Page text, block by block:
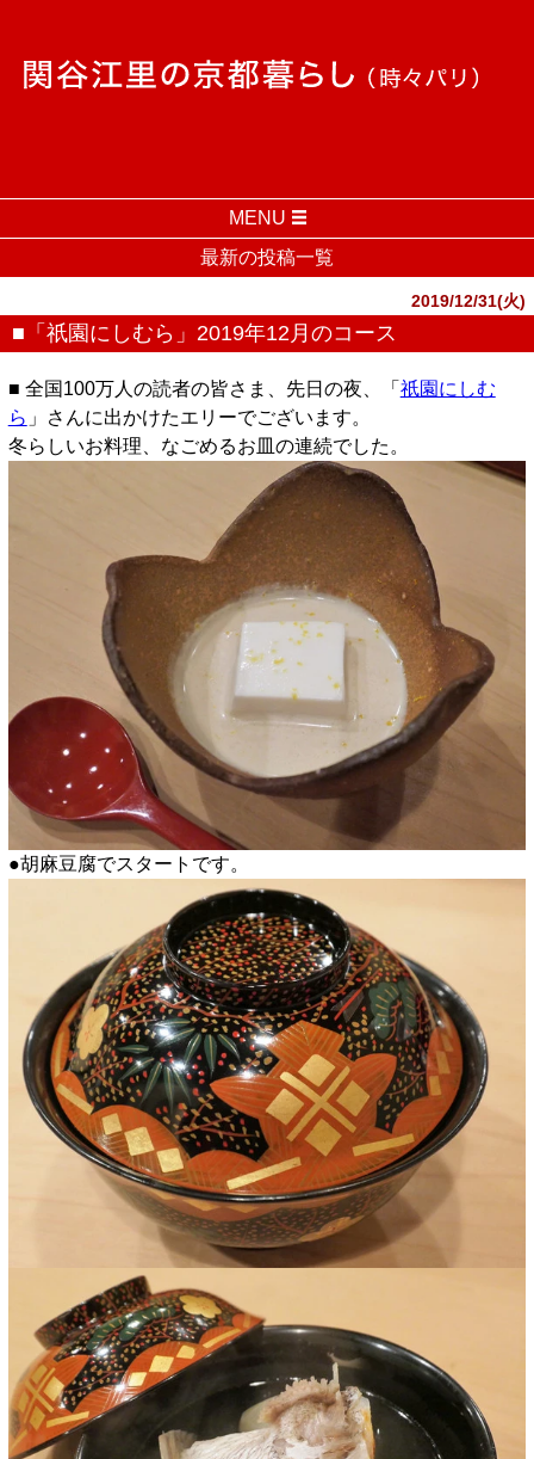
MENU
最新の投稿一覧
2019/12/31(火)
■「祇園にしむら」2019年12月のコース
■ 全国100万人の読者の皆さま、先日の夜、「 祇園にしむ
ら 」さんに出かけたエリーでございます。
冬らしいお料理、なごめるお皿の連続でした。
●胡麻豆腐でスタートです。